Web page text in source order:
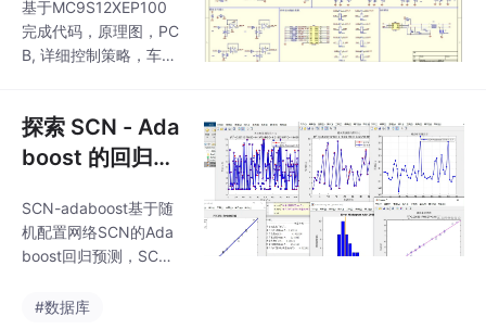
谱，定子齿上还开了辅
助槽专门治齿槽转矩的
毛病。别直接用108V除
按矢量合成处理，这里
要是搞错了，后续电磁
0.1mm
详解——基于M
C9S12XEP100
略...
基于MC9S12XEP100
完成代码，原理图，PC
B, 详细控制策略，车辆
N总线设计 VCU国标技
术要求。整车控制策
略：上电逻辑，整车能
量优化管理策略，制动
能量回馈控制策略，驱
动控制策略，辅机控制
策略，充电策略，整车
全保护策略。整车控制
探索 SCN - Ada
boost 的回归预
SCN-adaboost基于随
机配置网络SCN的Ada
boost回归预测，SCN-
输入单输出模型。评价
#数据库